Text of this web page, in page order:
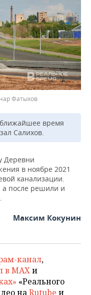
Фатыхов
время
Салихов.
Деревни
в ноябре 2021
канализации.
, а после решили и
Максим Кокунин
канал,
в MAXи
«Реального
на Rutube и